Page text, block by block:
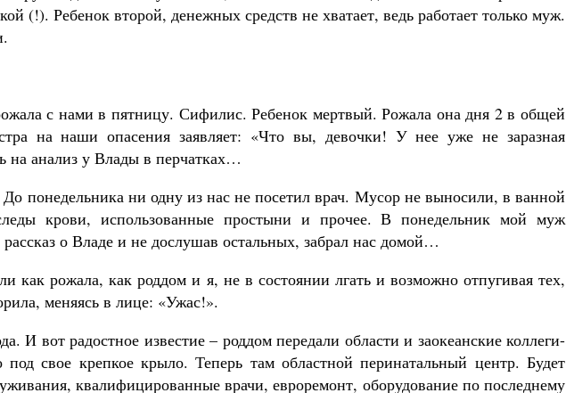
(!). Ребенок второй, денежных средств не хватает, ведь работает только муж.
с нами в пятницу. Сифилис. Ребенок мертвый. Рожала она дня 2 в общей
на наши опасения заявляет: «Что вы, девочки! У нее уже не заразная
на анализ у Влады в перчатках…
понедельника ни одну из нас не посетил врач. Мусор не выносили, в ванной
крови, использованные простыни и прочее. В понедельник мой муж
о Владе и не дослушав остальных, забрал нас домой…
как рожала, как роддом и я, не в состоянии лгать и возможно отпугивая тех,
меняясь в лице: «Ужас!».
И вот радостное известие – роддом передали области и заокеанские коллеги-
под свое крепкое крыло. Теперь там областной перинатальный центр. Будет
квалифицированные врачи, евроремонт, оборудование по последнему